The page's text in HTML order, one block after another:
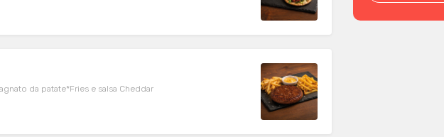
da patate*Fries e salsa Cheddar